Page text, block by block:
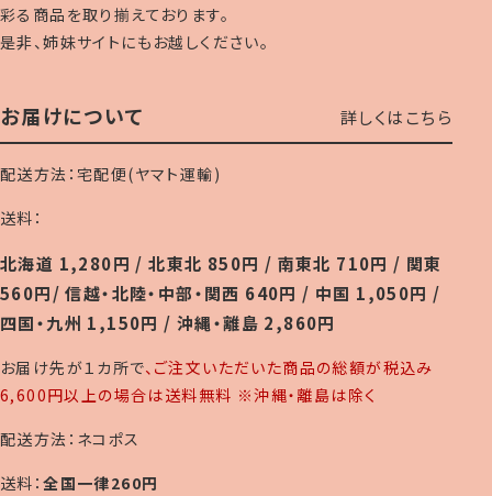
彩る商品を取り揃えております。
是非、姉妹サイトにもお越しください。
お届けについて 詳しくはこちら
配送方法：宅配便(ヤマト運輸)
送料：
北海道 1,280円 / 北東北 850円 / 南東北 710円 / 関東
560円/ 信越・北陸・中部・関西 640円 / 中国 1,050円 /
四国・九州 1,150円 / 沖縄・離島 2,860円
お届け先が１カ所で、ご注文いただいた商品の総額が税込み
6,600円以上の場合は送料無料 ※沖縄・離島は除く
配送方法：ネコポス
送料：全国一律260円